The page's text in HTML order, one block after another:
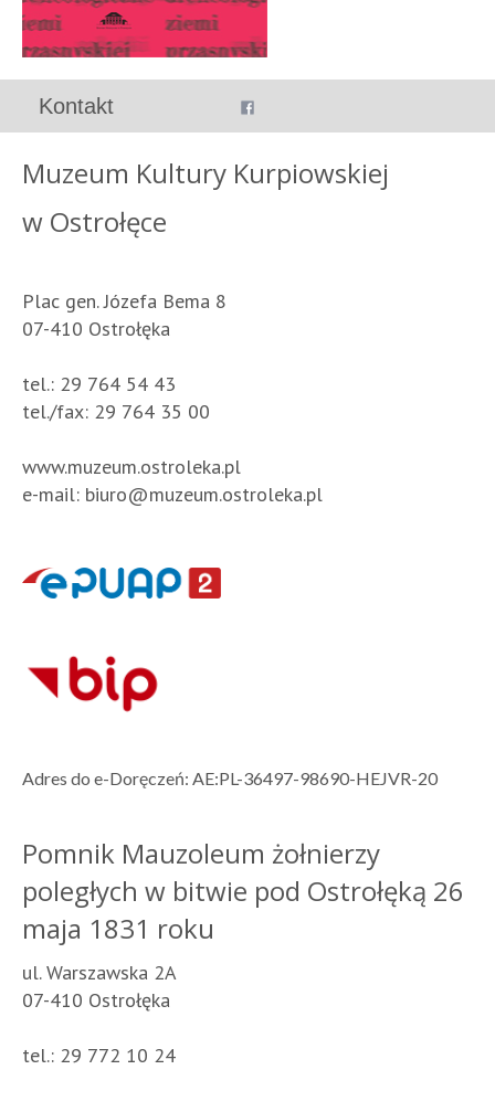
Kontakt
Muzeum Kultury Kurpiowskiej
w Ostrołęce
Plac gen. Józefa Bema 8
07-410 Ostrołęka
tel.: 29 764 54 43
tel./fax: 29 764 35 00
www.muzeum.ostroleka.pl
e-mail: biuro@muzeum.ostroleka.pl
Adres do e-Doręczeń: AE:PL-36497-98690-HEJVR-20
Pomnik Mauzoleum żołnierzy
poległych w bitwie pod Ostrołęką 26
maja 1831 roku
ul. Warszawska 2A
07-410 Ostrołęka
tel.: 29 772 10 24